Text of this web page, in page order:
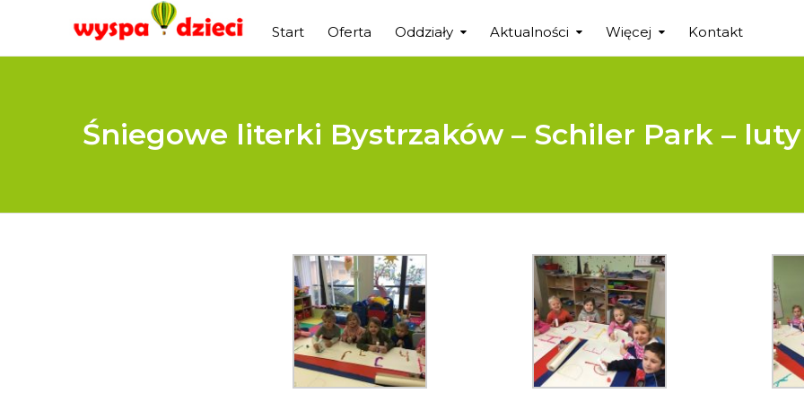
Start Oferta Oddziały Aktualności Więcej Kontakt
Śniegowe literki Bystrzaków – Schiler Park – luty